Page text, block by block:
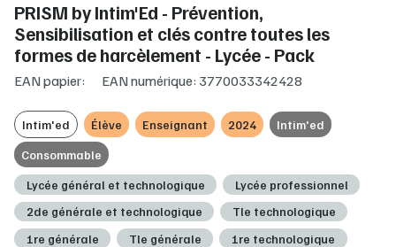
PRISM by Intim'Ed - Prévention,
Sensibilisation et clés contre toutes les
formes de harcèlement - Lycée - Pack
EAN papier: EAN numérique: 3770033342428
Intim'ed Élève Enseignant 2024
Intim'ed
Consommable
Lycée général et technologique
Lycée professionnel
2de générale et technologique
Tle technologique
1re générale
Tle générale
1re technologique